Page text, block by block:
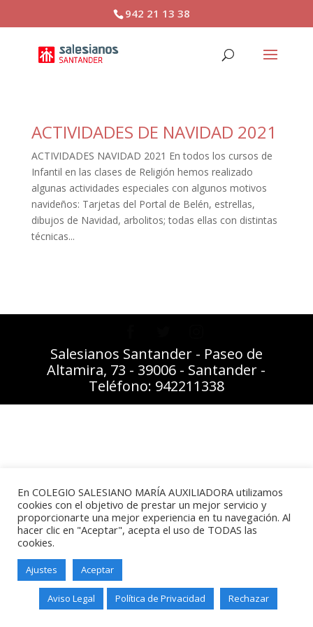
942 21 13 38
ACTIVIDADES DE NAVIDAD 2021
ACTIVIDADES NAVIDAD 2021 En todos los cursos de
Infantil en las clases de Religión hemos realizado
algunas actividades especiales con algunos motivos
navideños: Tarjetas del Portal de Belén, estrellas,
dibujos de Navidad, arbolitos; todas ellas con distintas
técnicas...
Salesianos Santander - Paseo de
Altamira, 73 - 39006 - Santander -
Teléfono: 942211338
En COLEGIO SALESIANO MARÍA AUXILIADORA utilizamos
cookies con el objetivo de prestar un mejor servicio y
proporcionarte una mejor experiencia en tu navegación. Al
hacer clic en "Aceptar", acepta el uso de TODAS las
cookies.
Ajustes Aceptar
Aviso Legal Política de Privacidad Rechazar